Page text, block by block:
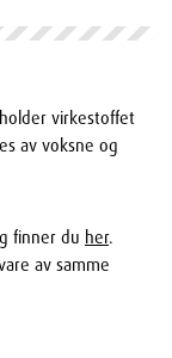
virkestoffet
av voksne og
finner du her.
av samme